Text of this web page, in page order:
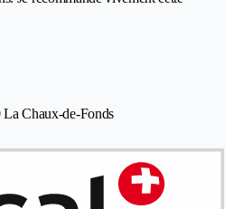
La Chaux-de-Fonds